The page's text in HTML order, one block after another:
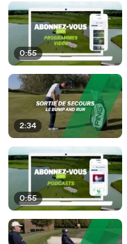
0:55
2:34
0:55